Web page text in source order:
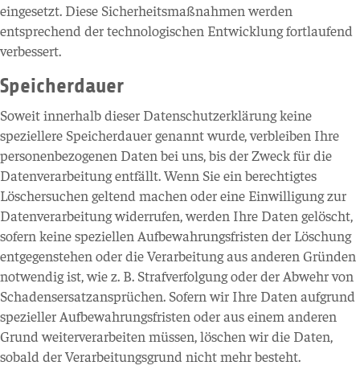
eingesetzt. Diese Sicherheitsmaßnahmen werden
entsprechend der technologischen Entwicklung fortlaufend
verbessert.
Speicherdauer
Soweit innerhalb dieser Datenschutzerklärung keine
speziellere Speicherdauer genannt wurde, verbleiben Ihre
personenbezogenen Daten bei uns, bis der Zweck für die
Datenverarbeitung entfällt. Wenn Sie ein berechtigtes
Löschersuchen geltend machen oder eine Einwilligung zur
Datenverarbeitung widerrufen, werden Ihre Daten gelöscht,
sofern keine speziellen Aufbewahrungsfristen der Löschung
entgegenstehen oder die Verarbeitung aus anderen Gründen
notwendig ist, wie z. B. Strafverfolgung oder der Abwehr von
Schadensersatzansprüchen. Sofern wir Ihre Daten aufgrund
spezieller Aufbewahrungsfristen oder aus einem anderen
Grund weiterverarbeiten müssen, löschen wir die Daten,
sobald der Verarbeitungsgrund nicht mehr besteht.